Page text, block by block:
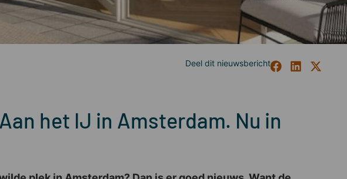
het IJ in Amsterdam. Nu in